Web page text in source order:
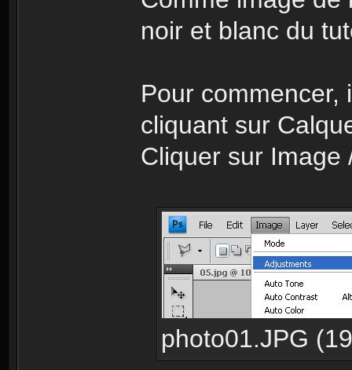
noir et blanc du
Pour commencer,
cliquant sur
Cliquer sur Image
photo01.JPG